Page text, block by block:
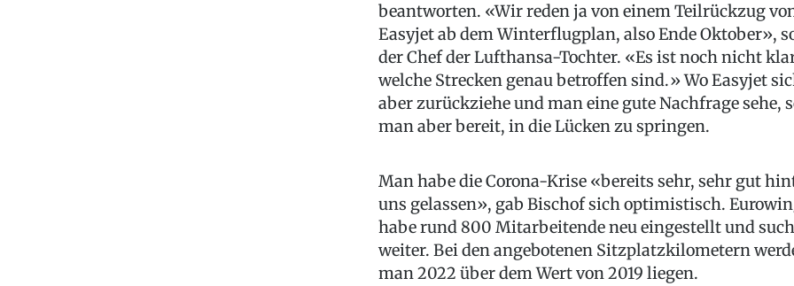
beantworten. «Wir reden ja von einem Teilrückzug
Easyjet ab dem Winterflugplan, also Ende Oktober»,
der Chef der Lufthansa-Tochter. «Es ist noch nicht
welche Strecken genau betroffen sind.» Wo Easyjet
aber zurückziehe und man eine gute Nachfrage sehe,
man aber bereit, in die Lücken zu springen.
Man habe die Corona-Krise «bereits sehr, sehr gut
uns gelassen», gab Bischof sich optimistisch.
habe rund 800 Mitarbeitende neu eingestellt und
weiter. Bei den angebotenen Sitzplatzkilometern
man 2022 über dem Wert von 2019 liegen.